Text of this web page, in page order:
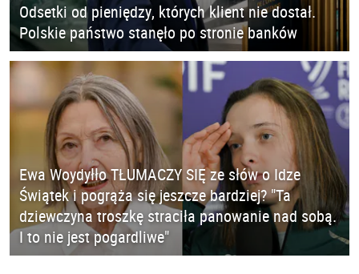
Odsetki od pieniędzy, których klient nie dostał.
Polskie państwo stanęło po stronie banków
Ewa Woydyłło TŁUMACZY SIĘ ze słów o Idze
Świątek i pogrąża się jeszcze bardziej? "Ta
dziewczyna troszkę straciła panowanie nad sobą.
I to nie jest pogardliwe"